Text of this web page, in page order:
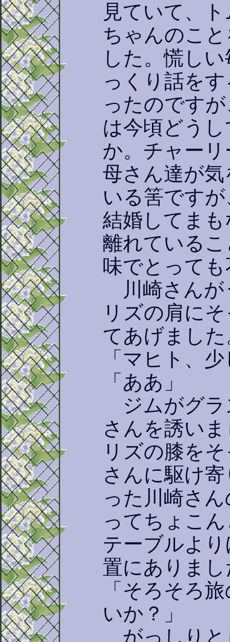
見ていて、
ちゃんのこ
した。慌し
っくり話を
ったのです
は今頃どう
か。チャー
母さん達が
いる筈です
結婚してま
離れている
味でとって
川崎さんが
リズの肩に
てあげました
「マヒト、
「ああ」
ジムがグラ
さんを誘い
リズの膝を
さんに駆け
った川崎さ
ってちょこ
テーブルよ
置にありま
「そろそろ
いか？」
がっしりと